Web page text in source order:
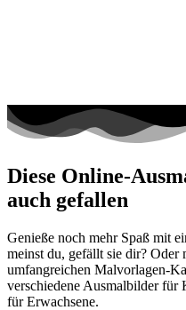
Diese Online-
auch gefallen
Genieße noch mehr Spaß mit
meinst du, gefällt sie dir? Oder
umfangreichen Malvorlagen-
verschiedene Ausmalbilder für
für Erwachsene.